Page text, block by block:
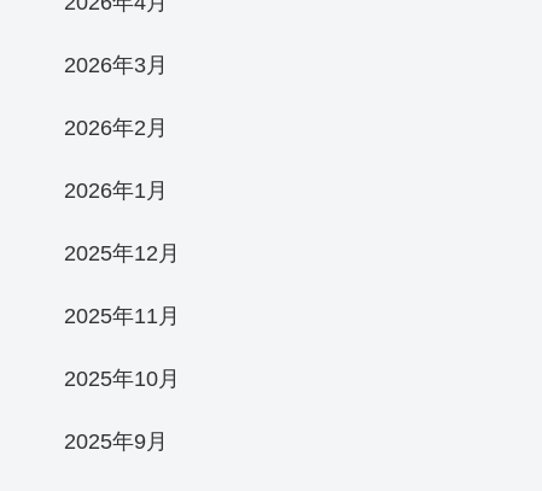
2026年3月
2026年2月
2026年1月
2025年12月
2025年11月
2025年10月
2025年9月